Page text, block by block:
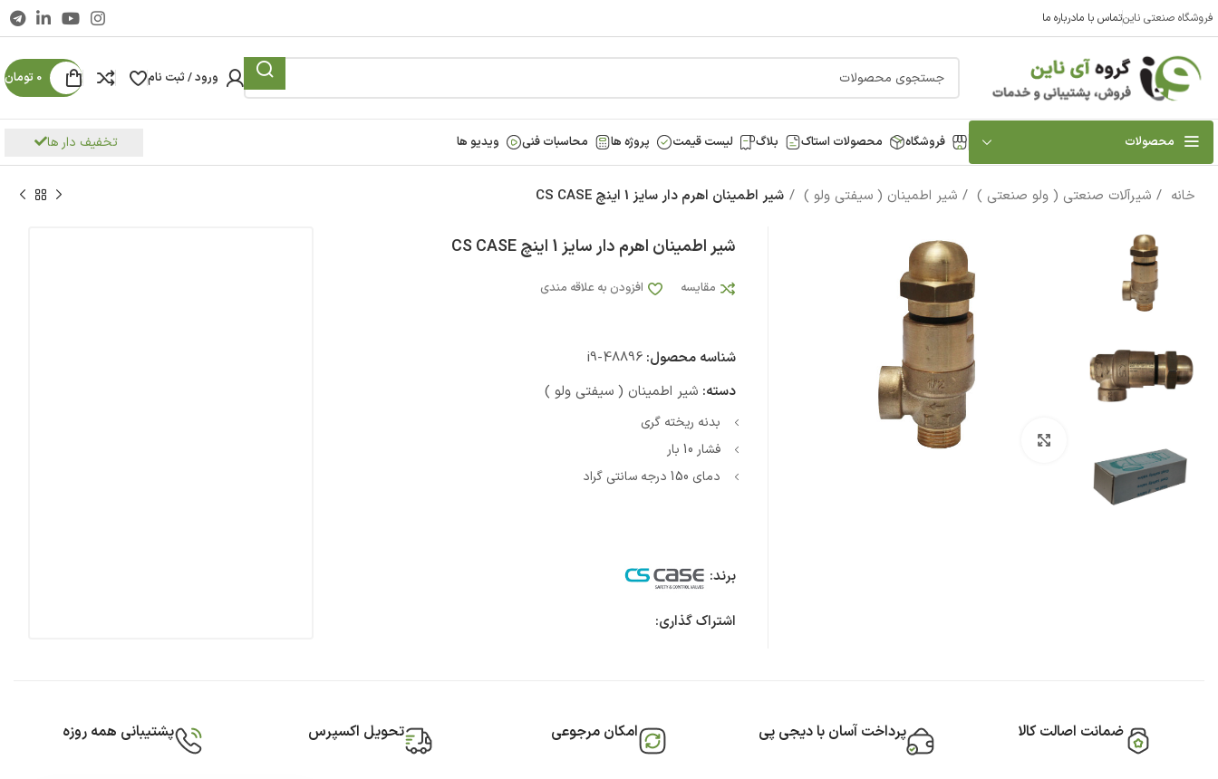
فروشگاه صنعتی ناینتماس با مادرباره ما
ورود / ثبت نام 0 تومان
محصولات فروشگاه محصولات استاک بلاگ لیست قیمت پروژه ها محاسبات فنی ویدیو ها تخفیف دار ها
خانه شیرآلات صنعتی ( ولو صنعتی ) شیر اطمینان ( سیفتی ولو ) شیر اطمینان اهرم دار سایز 1 اینچ CS CASE
بزرگنمایی تصویر
شیر اطمینان اهرم دار سایز 1 اینچ CS CASE
مقایسه افزودن به علاقه مندی
شناسه محصول:i9-48896
دسته: شیر اطمینان ( سیفتی ولو )
بدنه ریخته گری
فشار 10 بار
دمای 150 درجه سانتی گراد
برند:
اشتراک گذاری:
ضمانت اصالت کالا پرداخت آسان با دیجی پی امکان مرجوعی تحویل اکسپرس پشتیبانی همه روزه